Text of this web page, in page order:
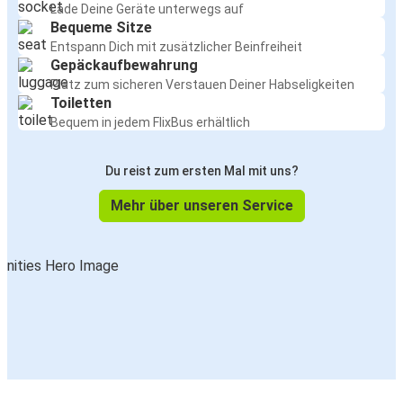
Lade Deine Geräte unterwegs auf
Bequeme Sitze
Entspann Dich mit zusätzlicher Beinfreiheit
Gepäckaufbewahrung
Platz zum sicheren Verstauen Deiner Habseligkeiten
Toiletten
Bequem in jedem FlixBus erhältlich
Du reist zum ersten Mal mit uns?
Mehr über unseren Service